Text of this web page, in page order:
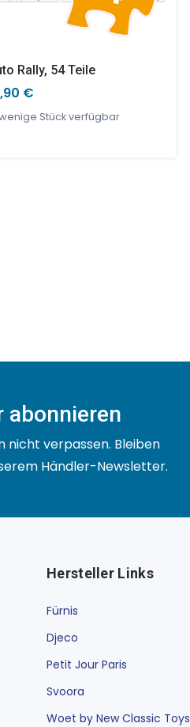
Rally, 54 Teile
€
Stück verfügbar
abonnieren
nicht verpassen. Bleiben
Händler-Newsletter.
Hersteller Links
Fürnis
Djeco
Petit Jour Paris
Svoora
Woet by New Classic Toys